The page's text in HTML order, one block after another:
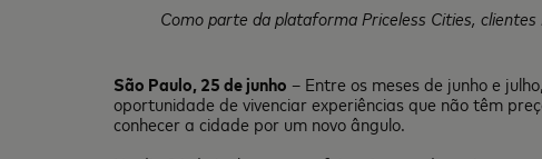
Como parte da plataforma Priceless Cities,
São Paulo, 25 de junho – Entre os meses de junho e
oportunidade de vivenciar experiências que não têm
conhecer a cidade por um novo ângulo.